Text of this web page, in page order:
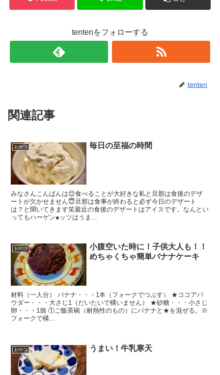
tentenをフォローする
tenten
関連記事
おやつ 毎日の至福の時間
みなさんこんばんは😊食べることが大好きな私と旦那は食後のデザ
ートが欠かせません😇旦那は食事が終わると必ず今日のデザート
は？と聞いてきます笑最近の食後のデザートはアイスです。なんとい
ってもハーゲン●ッツはうま...
おやつ
小腹空いた時に！子供大人も！！
めちゃくちゃ簡単バナナケーキ
材料（一人分） バナナ・・・1本（フォークでつぶす） ★ココアパ
ウダー・・・大さじ1（だいたいで構いません） ★砂糖・・・小さじ
卵・・・1個 ①ご飯茶碗（耐熱性のもの）にバナナと★を混ぜる。※
フォークで構...
おやつ うまい！牛乳寒天